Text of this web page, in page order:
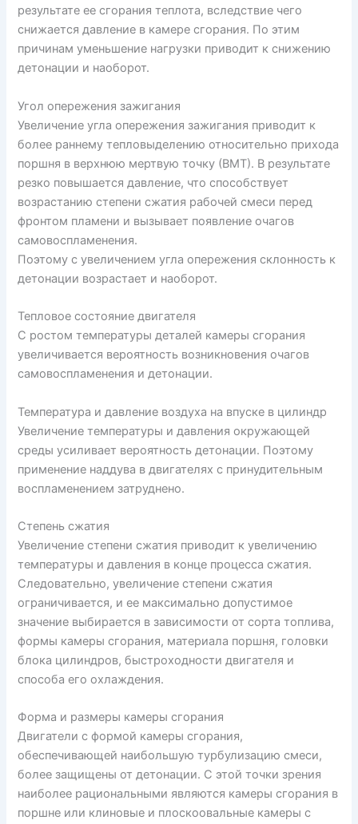
результате ее сгорания теплота, вследствие чего
снижается давление в камере сгорания. По этим
причинам уменьшение нагрузки приводит к снижению
детонации и наоборот.
Угол опережения зажигания
Увеличение угла опережения зажигания приводит к
более раннему тепловыделению относительно прихода
поршня в верхнюю мертвую точку (ВМТ). В результате
резко повышается давление, что способствует
возрастанию степени сжатия рабочей смеси перед
фронтом пламени и вызывает появление очагов
самовоспламенения.
Поэтому с увеличением угла опережения склонность к
детонации возрастает и наоборот.
Тепловое состояние двигателя
С ростом температуры деталей камеры сгорания
увеличивается вероятность возникновения очагов
самовоспламенения и детонации.
Температура и давление воздуха на впуске в цилиндр
Увеличение температуры и давления окружающей
среды усиливает вероятность детонации. Поэтому
применение наддува в двигателях с принудительным
воспламенением затруднено.
Степень сжатия
Увеличение степени сжатия приводит к увеличению
температуры и давления в конце процесса сжатия.
Следовательно, увеличение степени сжатия
ограничивается, и ее максимально допустимое
значение выбирается в зависимости от сорта топлива,
формы камеры сгорания, материала поршня, головки
блока цилиндров, быстроходности двигателя и
способа его охлаждения.
Форма и размеры камеры сгорания
Двигатели с формой камеры сгорания,
обеспечивающей наибольшую турбулизацию смеси,
более защищены от детонации. С этой точки зрения
наиболее рациональными являются камеры сгорания в
поршне или клиновые и плоскоовальные камеры с